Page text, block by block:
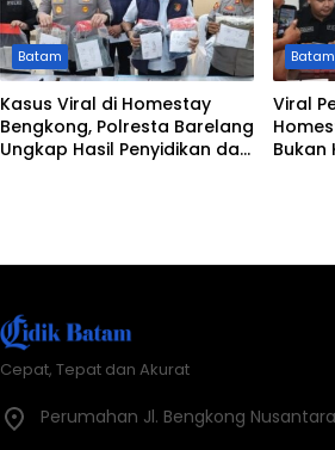
Batam
Kasus Viral di Homestay
Bengkong, Polresta Barelang
Ungkap Hasil Penyidikan dan
Batam
Viral
Bukan
Cepat, Tepat dan Akurat
Perumahan Jl. Bengkong